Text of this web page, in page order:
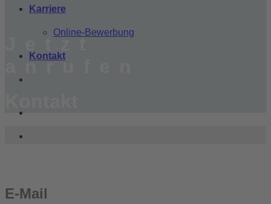
Karriere
Online-Bewerbung
Kontakt
Jetzt
anrufen
E-Mail